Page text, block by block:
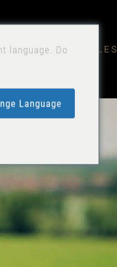
NOUVELLES
language. Do
Language